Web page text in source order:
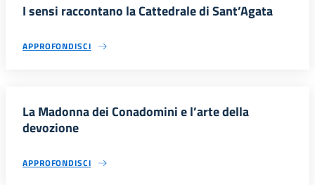
I sensi raccontano la Cattedrale di Sant’Agata
APPROFONDISCI
La Madonna dei Conadomini e l’arte della
devozione
APPROFONDISCI